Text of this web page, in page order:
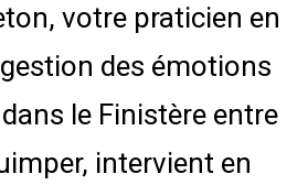
votre praticien en
des émotions
le Finistère entre
intervient en